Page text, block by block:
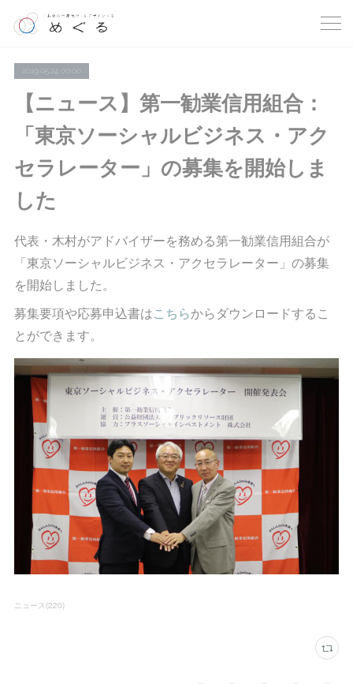
2019.05.24 00:00
【ニュース】第一勧業信用組合：
「東京ソーシャルビジネス・アク
セラレーター」の募集を開始しま
した
代表・木村がアドバイザーを務める第一勧業信用組合が
「東京ソーシャルビジネス・アクセラレーター」の募集
を開始しました。
募集要項や応募申込書はこちらからダウンロードするこ
とができます。
ニュース(220)